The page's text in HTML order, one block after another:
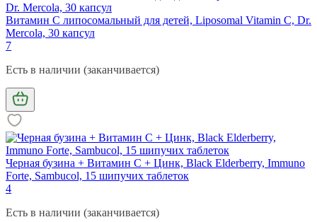
Витамин С липосомальный для детей, Liposomal Vitamin C, Dr.
Mercola, 30 капсул
7
Есть в наличии (заканчивается)
Черная бузина + Витамин С + Цинк, Black Elderberry, Immuno
Forte, Sambucol, 15 шипучих таблеток
4
Есть в наличии (заканчивается)